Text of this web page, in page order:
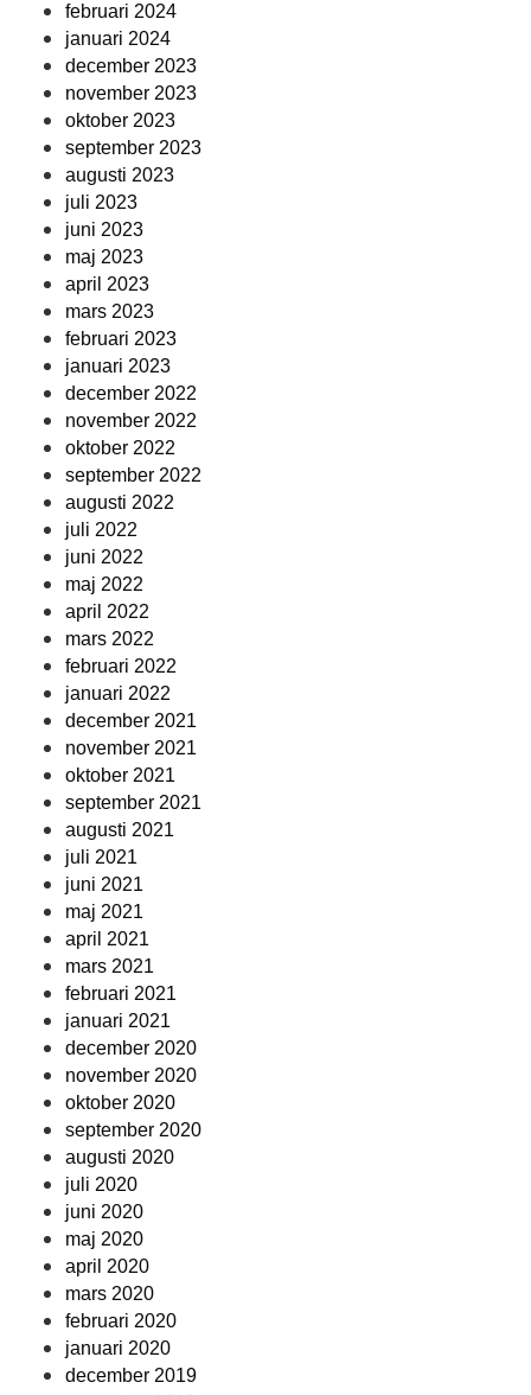
februari 2024
januari 2024
december 2023
november 2023
oktober 2023
september 2023
augusti 2023
juli 2023
juni 2023
maj 2023
april 2023
mars 2023
februari 2023
januari 2023
december 2022
november 2022
oktober 2022
september 2022
augusti 2022
juli 2022
juni 2022
maj 2022
april 2022
mars 2022
februari 2022
januari 2022
december 2021
november 2021
oktober 2021
september 2021
augusti 2021
juli 2021
juni 2021
maj 2021
april 2021
mars 2021
februari 2021
januari 2021
december 2020
november 2020
oktober 2020
september 2020
augusti 2020
juli 2020
juni 2020
maj 2020
april 2020
mars 2020
februari 2020
januari 2020
december 2019